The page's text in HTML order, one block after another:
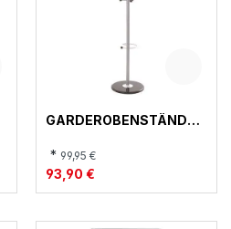
GARDEROBENSTÄNDER
* 99,95 €
93,90 €